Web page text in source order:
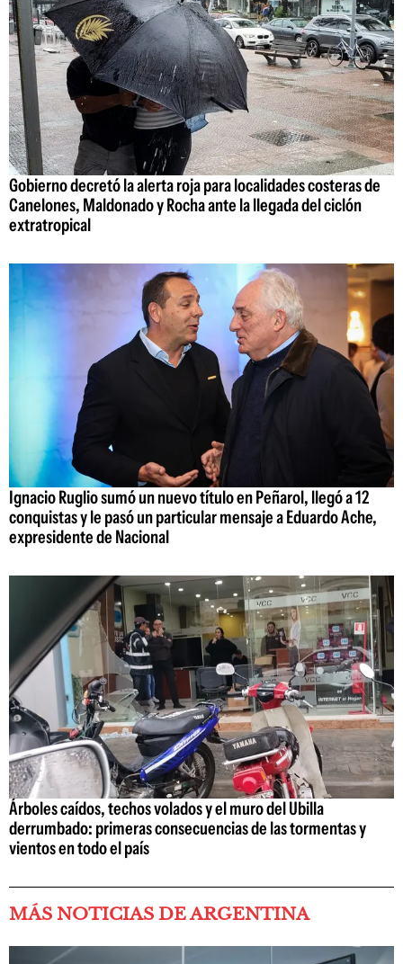
Gobierno decretó la alerta roja para localidades costeras de
Canelones, Maldonado y Rocha ante la llegada del ciclón
extratropical
Ignacio Ruglio sumó un nuevo título en Peñarol, llegó a 12
conquistas y le pasó un particular mensaje a Eduardo Ache,
expresidente de Nacional
Árboles caídos, techos volados y el muro del Ubilla
derrumbado: primeras consecuencias de las tormentas y
vientos en todo el país
MÁS NOTICIAS DE ARGENTINA